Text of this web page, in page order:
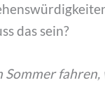
das sein?
Sommer